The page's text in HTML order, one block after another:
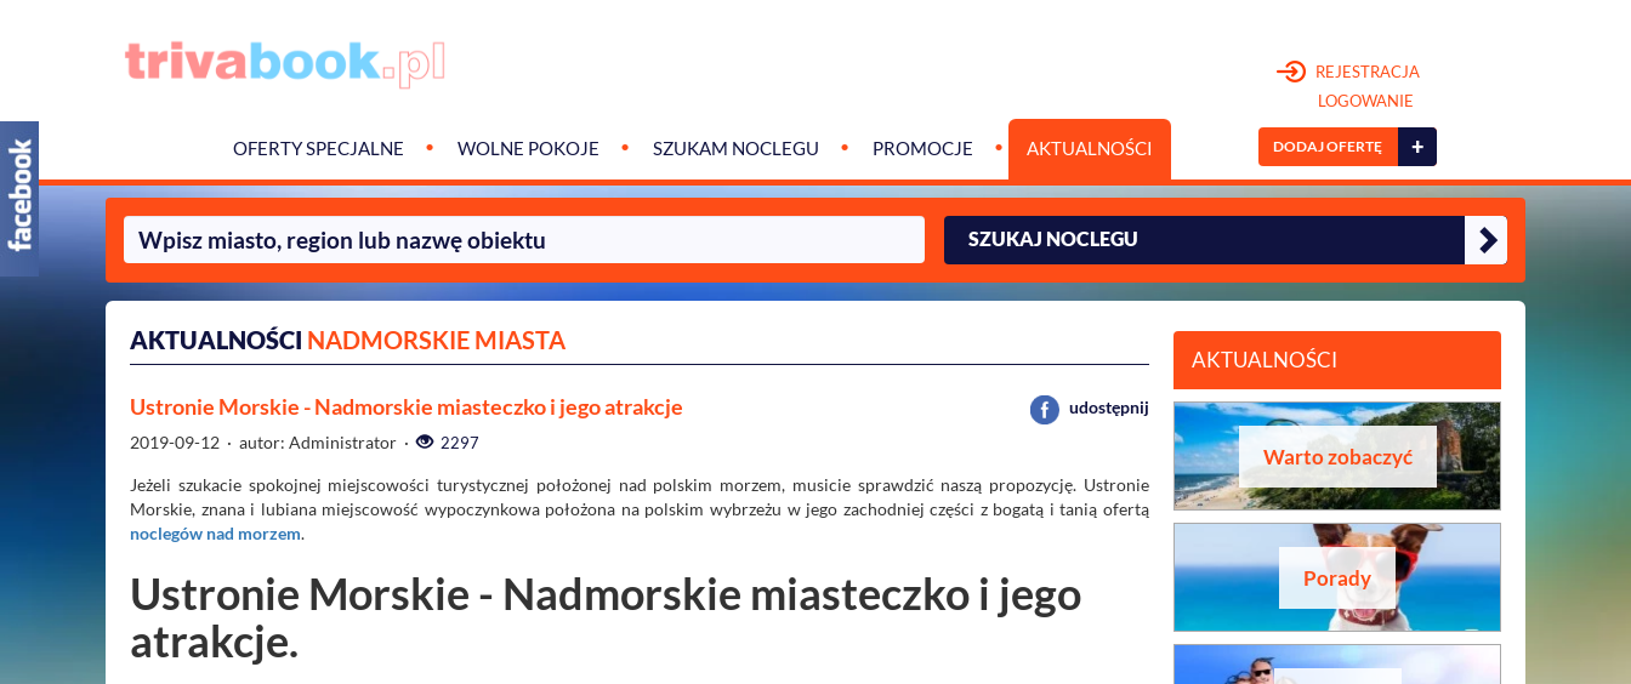
OFERTY SPECJALNE WOLNE POKOJE SZUKAM NOCLEGU PROMOCJE AKTUALNOŚCI
REJESTRACJA
LOGOWANIE
DODAJ OFERTĘ +
SZUKAJ NOCLEGU
AKTUALNOŚCI NADMORSKIE MIASTA
Ustronie Morskie - Nadmorskie miasteczko i jego atrakcje
2019-09-12 · autor: Administrator · 2297
udostępnij
Jeżeli szukacie spokojnej miejscowości turystycznej położonej nad polskim morzem, musicie sprawdzić naszą propozycję. Ustronie
Morskie, znana i lubiana miejscowość wypoczynkowa położona na polskim wybrzeżu w jego zachodniej części z bogatą i tanią ofertą
noclegów nad morzem.
Ustronie Morskie - Nadmorskie miasteczko i jego
atrakcje.
AKTUALNOŚCI
Warto zobaczyć
Porady